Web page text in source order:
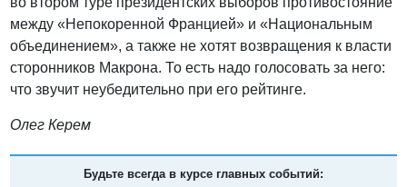
между «Непокоренной Францией» и «Национальным
объединением», а также не хотят возвращения к власти
сторонников Макрона. То есть надо голосовать за него:
что звучит неубедительно при его рейтинге.
Олег Керем
Будьте всегда в курсе главных событий: